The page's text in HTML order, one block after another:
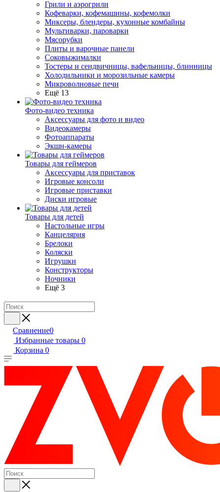
Грили и аэрогрили
Кофеварки, кофемашины, кофемолки
Миксеры, блендеры, кухонные комбайны
Мультиварки, пароварки
Мясорубки
Плиты и варочные панели
Соковыжималки
Тостеры и сендвичницы, вафельницы, блинницы
Холодильники и морозильные камеры
Микроволновые печи
Ещё 13
Фото-видео техника
Аксессуары для фото и видео
Видеокамеры
Фотоаппараты
Экшн-камеры
Товары для геймеров
Аксессуары для приставок
Игровые консоли
Игровые приставки
Диски игровые
Товары для детей
Настольные игры
Канцелярия
Брелоки
Коляски
Игрушки
Конструкторы
Ночники
Ещё 3
Сравнение0
Избранные товары 0
Корзина 0